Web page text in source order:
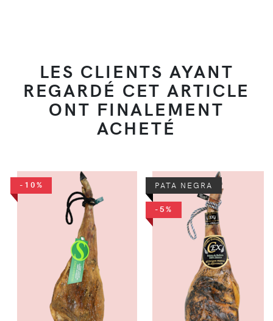
LES CLIENTS AYANT
REGARDÉ CET ARTICLE
ONT FINALEMENT
ACHETÉ
-10% PATA NEGRA
-5%